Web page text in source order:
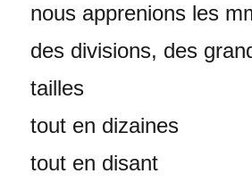
nous apprenions les
des divisions, des
tailles
tout en dizaines
tout en disant